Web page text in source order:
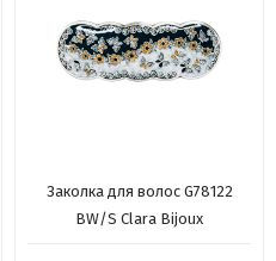
Заколка для волос G78122
BW/S Clara Bijoux